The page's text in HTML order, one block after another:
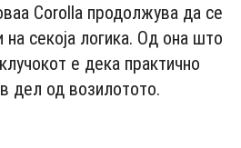
Corolla продолжува да се
секоја логика. Од она што
е дека практично
дел од возилотото.